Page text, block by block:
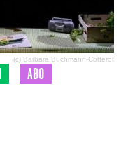
(c) Barbara Buchmann-Cotterot
ABO